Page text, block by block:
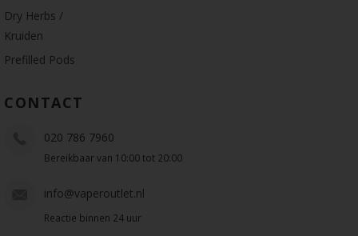
Dry Herbs /
Kruiden
Prefilled Pods
CONTACT
020 786 7960
Bereikbaar van 10:00 tot 20:00
info@vaperoutlet.nl
Reactie binnen 24 uur